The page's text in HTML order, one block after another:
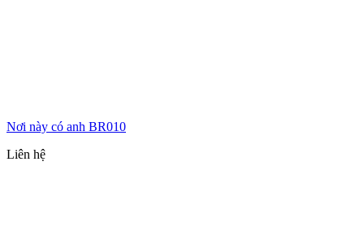
Nơi này có anh BR010
Liên hệ